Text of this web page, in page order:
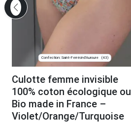
Confection: Saint-Ferréol-d'Auroure (43)
Culotte femme invisible
100% coton écologique ou
Bio made in France –
Violet/Orange/Turquoise